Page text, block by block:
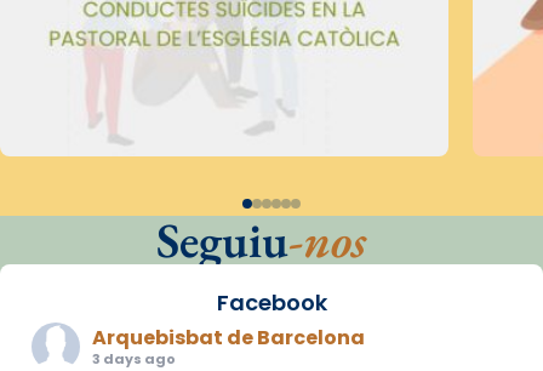
Seguiu-nos
Facebook
Arquebisbat de Barcelona
3 days ago